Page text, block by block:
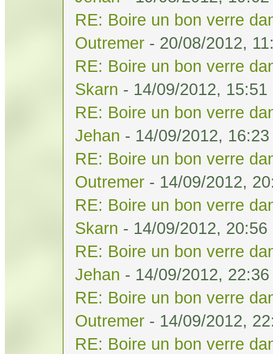
RE: Boire un bon verre
Outremer - 20/08/2012,
RE: Boire un bon verre
Skarn - 14/09/2012, 15:51
RE: Boire un bon verre
Jehan - 14/09/2012, 16:23
RE: Boire un bon verre
Outremer - 14/09/2012,
RE: Boire un bon verre
Skarn - 14/09/2012, 20:56
RE: Boire un bon verre
Jehan - 14/09/2012, 22:36
RE: Boire un bon verre
Outremer - 14/09/2012,
RE: Boire un bon verre